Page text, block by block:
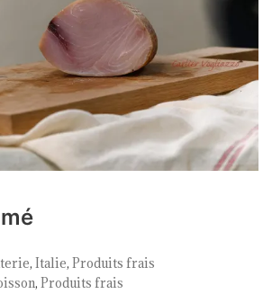
, Italie, Produits frais
, Produits frais